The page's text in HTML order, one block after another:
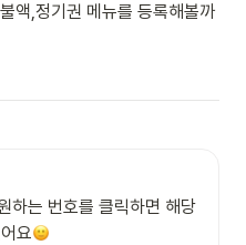
액,정기권 메뉴를 등록해볼까
하는 번호를 클릭하면 해당
요